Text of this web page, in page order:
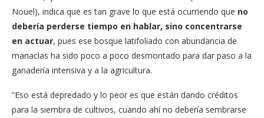
Nouel), indica que es tan grave lo que está ocurriendo que no
debería perderse tiempo en hablar, sino concentrarse
en actuar, pues ese bosque latifoliado con abundancia de
manaclas ha sido poco a poco desmontado para dar paso a la
ganadería intensiva y a la agricultura.
“Eso está depredado y lo peor es que están dando créditos
para la siembra de cultivos, cuando ahí no debería sembrarse